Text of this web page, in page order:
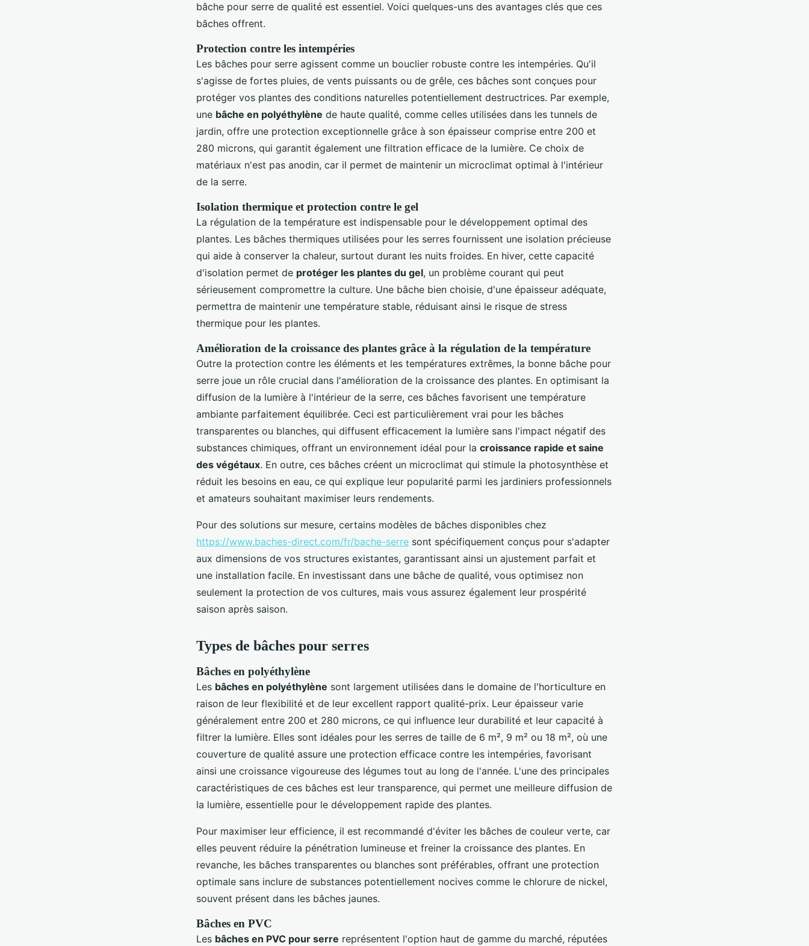
bâche pour serre de qualité est essentiel. Voici quelques-uns des avantages clés que ces
bâches offrent.
Protection contre les intempéries
Les bâches pour serre agissent comme un bouclier robuste contre les intempéries. Qu'il
s'agisse de fortes pluies, de vents puissants ou de grêle, ces bâches sont conçues pour
protéger vos plantes des conditions naturelles potentiellement destructrices. Par exemple,
une bâche en polyéthylène de haute qualité, comme celles utilisées dans les tunnels de
jardin, offre une protection exceptionnelle grâce à son épaisseur comprise entre 200 et
280 microns, qui garantit également une filtration efficace de la lumière. Ce choix de
matériaux n'est pas anodin, car il permet de maintenir un microclimat optimal à l'intérieur
de la serre.
Isolation thermique et protection contre le gel
La régulation de la température est indispensable pour le développement optimal des
plantes. Les bâches thermiques utilisées pour les serres fournissent une isolation précieuse
qui aide à conserver la chaleur, surtout durant les nuits froides. En hiver, cette capacité
d'isolation permet de protéger les plantes du gel, un problème courant qui peut
sérieusement compromettre la culture. Une bâche bien choisie, d'une épaisseur adéquate,
permettra de maintenir une température stable, réduisant ainsi le risque de stress
thermique pour les plantes.
Amélioration de la croissance des plantes grâce à la régulation de la température
Outre la protection contre les éléments et les températures extrêmes, la bonne bâche pour
serre joue un rôle crucial dans l'amélioration de la croissance des plantes. En optimisant la
diffusion de la lumière à l'intérieur de la serre, ces bâches favorisent une température
ambiante parfaitement équilibrée. Ceci est particulièrement vrai pour les bâches
transparentes ou blanches, qui diffusent efficacement la lumière sans l'impact négatif des
substances chimiques, offrant un environnement idéal pour la croissance rapide et saine
des végétaux. En outre, ces bâches créent un microclimat qui stimule la photosynthèse et
réduit les besoins en eau, ce qui explique leur popularité parmi les jardiniers professionnels
et amateurs souhaitant maximiser leurs rendements.
Pour des solutions sur mesure, certains modèles de bâches disponibles chez
https://www.baches-direct.com/fr/bache-serre sont spécifiquement conçus pour s'adapter
aux dimensions de vos structures existantes, garantissant ainsi un ajustement parfait et
une installation facile. En investissant dans une bâche de qualité, vous optimisez non
seulement la protection de vos cultures, mais vous assurez également leur prospérité
saison après saison.
Types de bâches pour serres
Bâches en polyéthylène
Les bâches en polyéthylène sont largement utilisées dans le domaine de l'horticulture en
raison de leur flexibilité et de leur excellent rapport qualité-prix. Leur épaisseur varie
généralement entre 200 et 280 microns, ce qui influence leur durabilité et leur capacité à
filtrer la lumière. Elles sont idéales pour les serres de taille de 6 m², 9 m² ou 18 m², où une
couverture de qualité assure une protection efficace contre les intempéries, favorisant
ainsi une croissance vigoureuse des légumes tout au long de l'année. L'une des principales
caractéristiques de ces bâches est leur transparence, qui permet une meilleure diffusion de
la lumière, essentielle pour le développement rapide des plantes.
Pour maximiser leur efficience, il est recommandé d'éviter les bâches de couleur verte, car
elles peuvent réduire la pénétration lumineuse et freiner la croissance des plantes. En
revanche, les bâches transparentes ou blanches sont préférables, offrant une protection
optimale sans inclure de substances potentiellement nocives comme le chlorure de nickel,
souvent présent dans les bâches jaunes.
Bâches en PVC
Les bâches en PVC pour serre représentent l'option haut de gamme du marché, réputées